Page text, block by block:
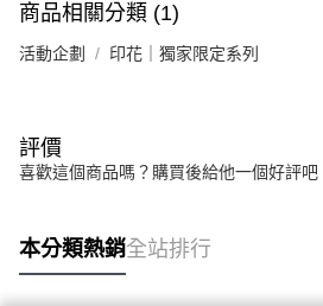
商品相關分類 (1)
活動企劃 印花｜獨家限定系列
評價
喜歡這個商品嗎？購買後給他一個好評吧
本分類熱銷全站排行